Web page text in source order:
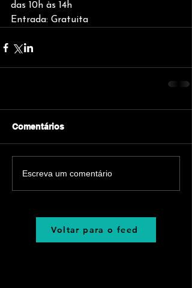
das 10h às 14h
Entrada: Gratuita
Comentários
Escreva um comentário
Voltar para o feed